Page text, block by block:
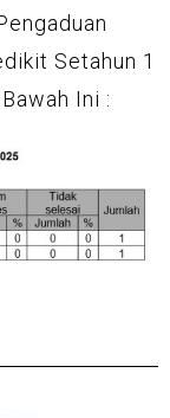
Setahun 1
Ini :